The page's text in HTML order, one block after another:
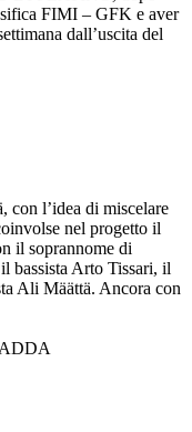
FIMI – GFK e aver
dall’uscita del
con l’idea di miscelare
nel progetto il
il soprannome di
bassista Arto Tissari, il
Ali Määttä. Ancora con